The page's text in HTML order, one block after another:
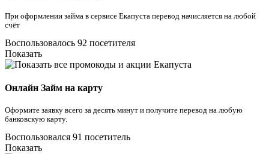
При оформлении займа в сервисе Екапуста перевод начисляется на любой
счёт
Воспользовалось 92 посетителя
Показать
Онлайн Займ на карту
Оформите заявку всего за десять минут и получите перевод на любую
банковскую карту.
Воспользовался 91 посетитель
Показать